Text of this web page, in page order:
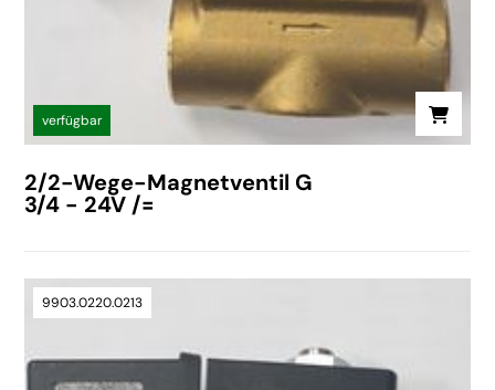
verfügbar
2/2-Wege-Magnetventil G
3/4 - 24V /=
9903.0220.0213